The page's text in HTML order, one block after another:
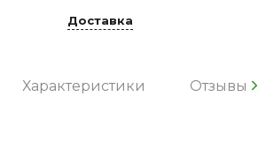
Доставка
Характеристики Отзывы